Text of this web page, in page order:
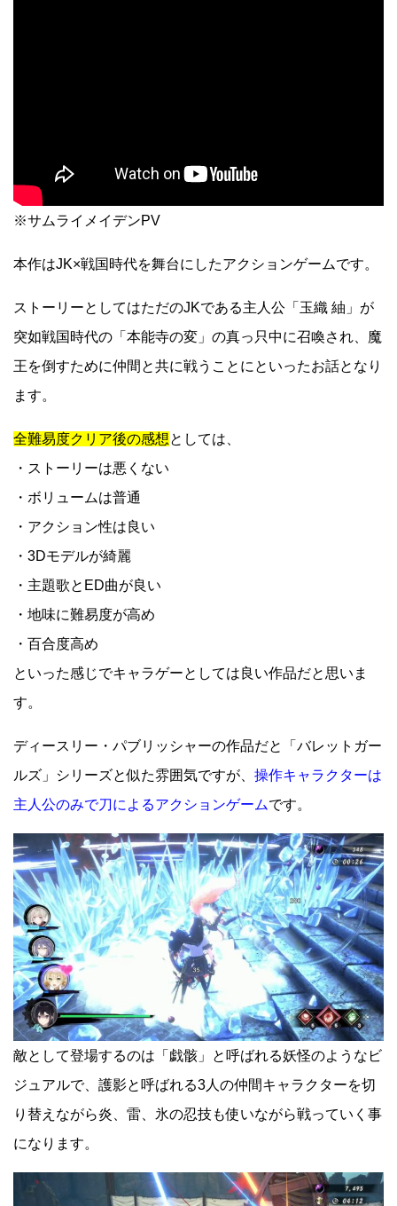
※サムライメイデンPV
本作はJK×戦国時代を舞台にしたアクションゲームです。
ストーリーとしてはただのJKである主人公「玉織 紬」が
突如戦国時代の「本能寺の変」の真っ只中に召喚され、魔
王を倒すために仲間と共に戦うことにといったお話となり
ます。
全難易度クリア後の感想としては、
・ストーリーは悪くない
・ボリュームは普通
・アクション性は良い
・3Dモデルが綺麗
・主題歌とED曲が良い
・地味に難易度が高め
・百合度高め
といった感じでキャラゲーとしては良い作品だと思いま
す。
ディースリー・パブリッシャーの作品だと「バレットガー
ルズ」シリーズと似た雰囲気ですが、 操作キャラクターは
主人公のみで刀によるアクションゲームです。
敵として登場するのは「戯骸」と呼ばれる妖怪のようなビ
ジュアルで、護影と呼ばれる3人の仲間キャラクターを切
り替えながら炎、雷、氷の忍技も使いながら戦っていく事
になります。